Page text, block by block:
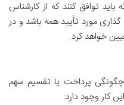
توافق کنند که از کارشناس
مورد تأیید همه باشد و در
خواهد کرد.
پرداخت یا تقسیم سهم
کار وجود دارد: